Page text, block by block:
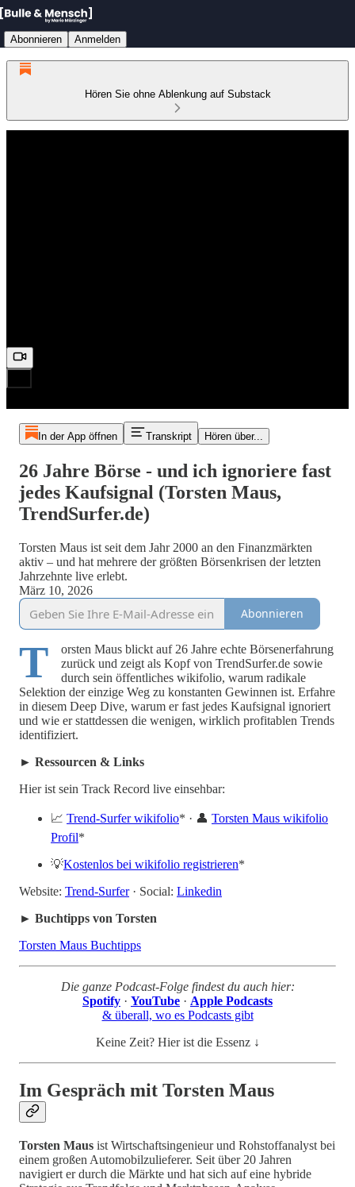
Abonnieren Anmelden
Hören Sie ohne Ablenkung auf Substack
In der App öffnen Transkript Hören über...
26 Jahre Börse - und ich ignoriere fast
jedes Kaufsignal (Torsten Maus,
TrendSurfer.de)
Torsten Maus ist seit dem Jahr 2000 an den Finanzmärkten
aktiv – und hat mehrere der größten Börsenkrisen der letzten
Jahrzehnte live erlebt.
März 10, 2026
Abonnieren
T
orsten Maus blickt auf 26 Jahre echte Börsenerfahrung
zurück und zeigt als Kopf von TrendSurfer.de sowie
durch sein öffentliches wikifolio, warum radikale
Selektion der einzige Weg zu konstanten Gewinnen ist. Erfahre
in diesem Deep Dive, warum er fast jedes Kaufsignal ignoriert
und wie er stattdessen die wenigen, wirklich profitablen Trends
identifiziert.
► Ressourcen & Links
Hier ist sein Track Record live einsehbar:
📈 Trend-Surfer wikifolio* · 👤 Torsten Maus wikifolio
Profil*
💡Kostenlos bei wikifolio registrieren*
Website: Trend-Surfer· Social: Linkedin
► Buchtipps von Torsten
Torsten Maus Buchtipps
Die ganze Podcast-Folge findest du auch hier:
Spotify · YouTube · Apple Podcasts
& überall, wo es Podcasts gibt
Keine Zeit? Hier ist die Essenz ↓
Im Gespräch mit Torsten Maus
Torsten Maus ist Wirtschaftsingenieur und Rohstoffanalyst bei
einem großen Automobilzulieferer. Seit über 20 Jahren
navigiert er durch die Märkte und hat sich auf eine hybride